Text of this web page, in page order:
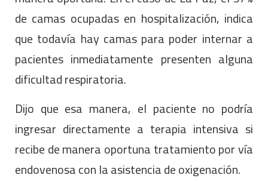
de camas ocupadas en hospitalización, indica
que todavía hay camas para poder internar a
pacientes inmediatamente presenten alguna
dificultad respiratoria.
Dijo que esa manera, el paciente no podría
ingresar directamente a terapia intensiva si
recibe de manera oportuna tratamiento por vía
endovenosa con la asistencia de oxigenación.